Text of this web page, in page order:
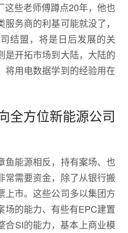
这些老师傅蹲点20年，他也
务商的利基可能就没了，
结盟，将是日后发展的关
是开拓市场到大陆，大陆的
将用电数据学到的经验用在
全方位新能源公司
能源相反，持有案场、也
常需要资金，除了从银行搬
上市。这些公司多以集团方
场的能力、有些有EPC建置
合SI的能力，基本上商业模